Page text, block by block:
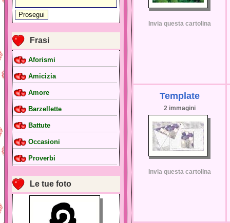
Frasi
Aforismi
Amicizia
Amore
Barzellette
Battute
Occasioni
Proverbi
Le tue foto
Invia questa cartolina
Template
2 immagini
Invia questa cartolina